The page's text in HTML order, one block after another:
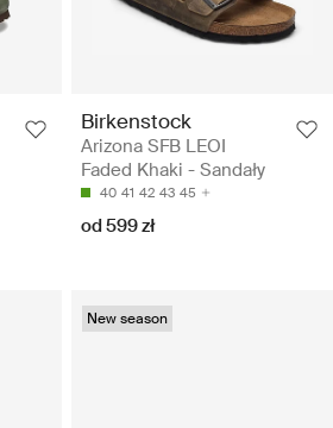
Birkenstock
Arizona SFB LEOI
Faded Khaki - Sandały
40 41 42 43 45
od 599 zł
New season